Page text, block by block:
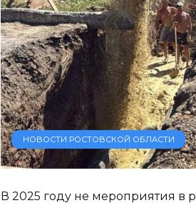
НОВОСТИ РОСТОВСКОЙ ОБЛАСТИ
В 2025 году не мероприятия в